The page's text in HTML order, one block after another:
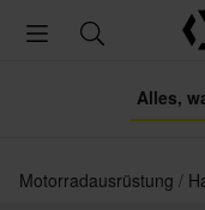
Alles,
Motorradausrüstung